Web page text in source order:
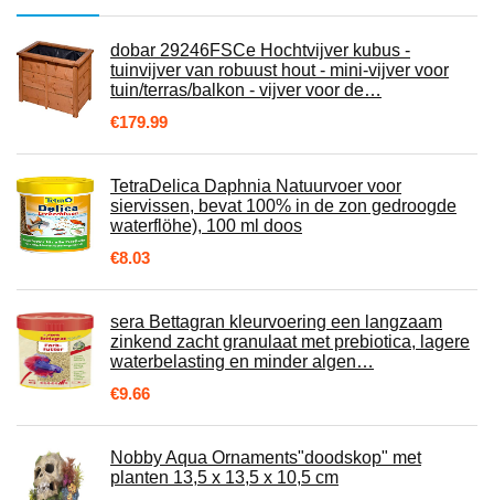
dobar 29246FSCe Hochtvijver kubus -
tuinvijver van robuust hout - mini-vijver voor
tuin/terras/balkon - vijver voor de…
€179.99
TetraDelica Daphnia Natuurvoer voor
siervissen, bevat 100% in de zon gedroogde
waterflöhe), 100 ml doos
€8.03
sera Bettagran kleurvoering een langzaam
zinkend zacht granulaat met prebiotica, lagere
waterbelasting en minder algen…
€9.66
Nobby Aqua Ornaments"doodskop" met
planten 13,5 x 13,5 x 10,5 cm